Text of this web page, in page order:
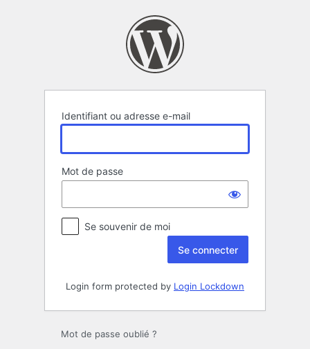
Identifiant ou adresse e-mail
Mot de passe
Se souvenir de moi
Login form protected by Login Lockdown
Mot de passe oublié ?